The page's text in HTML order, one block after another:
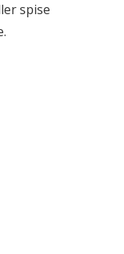
spise